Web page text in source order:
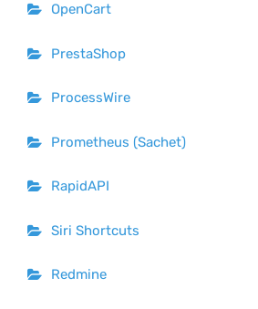
OpenCart
PrestaShop
ProcessWire
Prometheus (Sachet)
RapidAPI
Siri Shortcuts
Redmine